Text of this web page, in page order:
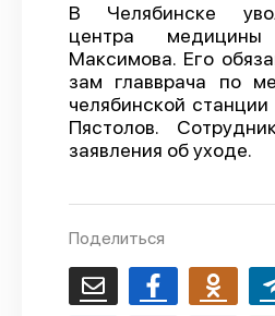
Отчеты
Предложить
API
В Челябинске
центра
Максимова. Его
зам главврача по
челябинской
Пястолов.
заявления об уходе.
Поделиться